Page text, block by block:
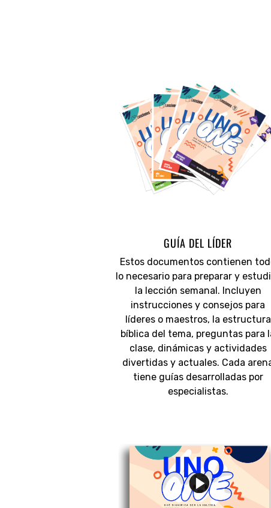
GUÍA DEL LÍDER
Estos documentos contienen
lo necesario para preparar y
la lección semanal. Incluyen
instrucciones y consejos para
líderes o maestros, la estructura
bíblica del tema, preguntas para
clase, dinámicas y actividades
divertidas y actuales. Cada
tiene guías desarrolladas por
especialistas.